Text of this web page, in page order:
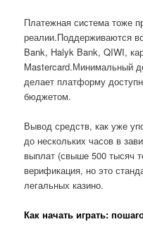
Платежная система тоже
реалии.Поддерживаются
Bank, Halyk Bank, QIWI,
Mastercard.Минимальный
делает платформу
бюджетом.
Вывод средств, как уже
до нескольких часов в
выплат (свыше 500 тысяч
верификация, но это
легальных казино.
Как начать играть: